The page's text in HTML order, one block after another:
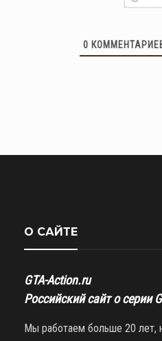
0
О САЙТЕ
GTA-Action.ru
Российский сайт о серии
Мы работаем больше 20 лет,